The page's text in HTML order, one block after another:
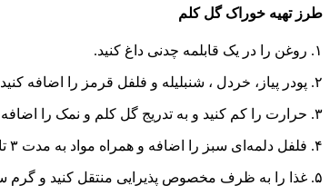
طرز تهیه خوراک گل کلم
۱. روغن را در یک قابلمه چدنی داغ کنید.
۲. پودر پیاز، خردل ، شنبلیله و فلفل قرمز را اضافه کنید و کاملا هم بزنید.
۳. حرارت را کم کنید و به تدریج گل کلم و نمک را اضافه نمایید. این مخلوط را به مدت ۷ تا ۱۰ دقیقه سرخ کنید و آن را مدام هم بزنید تا گلچه های گل کلم با ادویه مخلوط شوند .
۴. فلفل دلمه‌ای سبز را اضافه و همراه مواد به مدت ۳ تا ۵ دقیقه دیگر سرخ کنید.
۵. غذا را به ظرف مخصوص پذیرایی منتقل کنید و گرم سرو نمایید.